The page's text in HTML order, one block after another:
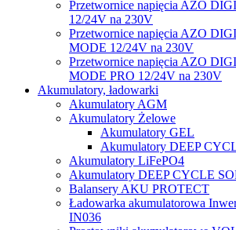
Przetwornice napięcia AZO
12/24V na 230V
Przetwornice napięcia AZO
MODE 12/24V na 230V
Przetwornice napięcia AZO
MODE PRO 12/24V na 230V
Akumulatory, ładowarki
Akumulatory AGM
Akumulatory Żelowe
Akumulatory GEL
Akumulatory DEEP
Akumulatory LiFePO4
Akumulatory DEEP CYCLE
Balansery AKU PROTECT
Ładowarka akumulatorowa
IN036